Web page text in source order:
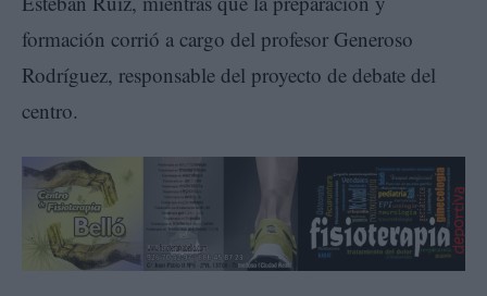
formación corrió a cargo del profesor Generoso
Rodríguez, responsable del proyecto de debate del
centro.